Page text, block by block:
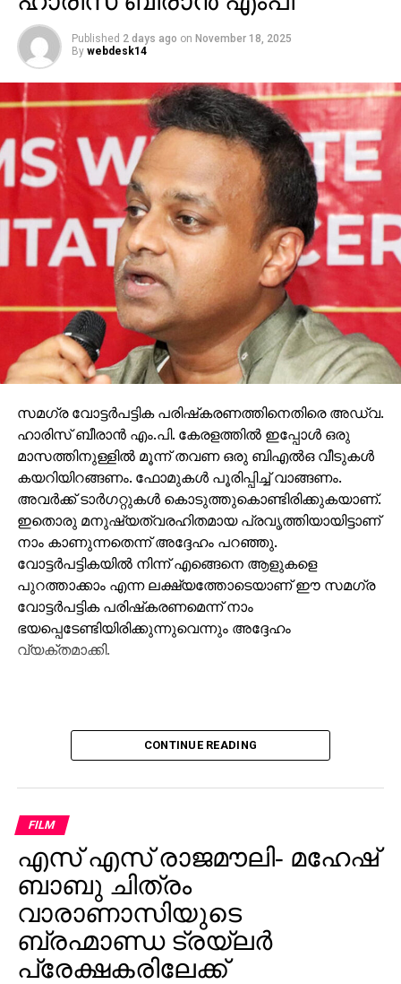
Published 2 days ago on November 18, 2025
By webdesk14
സമഗ്ര വോട്ടര്‍പട്ടിക പരിഷ്‌കരണത്തിനെതിരെ അഡ്വ.
ഹാരിസ് ബീരാന്‍ എം.പി. കേരളത്തില്‍ ഇപ്പോള്‍ ഒരു
മാസത്തിനുള്ളില്‍ മൂന്ന് തവണ ഒരു ബിഎല്‍ഒ വീടുകള്‍
കയറിയിറങ്ങണം. ഫോമുകള്‍ പൂരിപ്പിച്ച് വാങ്ങണം.
അവര്‍ക്ക് ടാര്‍ഗറ്റുകള്‍ കൊടുത്തുകൊണ്ടിരിക്കുകയാണ്.
ഇതൊരു മനുഷ്യത്വരഹിതമായ പ്രവൃത്തിയായിട്ടാണ്
നാം കാണുന്നതെന്ന് അദ്ദേഹം പറഞ്ഞു.
വോട്ടര്‍പട്ടികയില്‍ നിന്ന് എങ്ങെനെ ആളുകളെ
പുറത്താക്കാം എന്ന ലക്ഷ്യത്തോടെയാണ് ഈ സമഗ്ര
വോട്ടര്‍പട്ടിക പരിഷ്‌കരണമെന്ന് നാം
ഭയപ്പെടേണ്ടിയിരിക്കുന്നുവെന്നും അദ്ദേഹം
വ്യക്തമാക്കി.
CONTINUE READING
FILM
എസ് എസ് രാജമൗലി- മഹേഷ്
ബാബു ചിത്രം
വാരാണാസിയുടെ
ബ്രഹ്മാണ്ഡ ട്രയ്ലർ
പ്രേക്ഷകരിലേക്ക്